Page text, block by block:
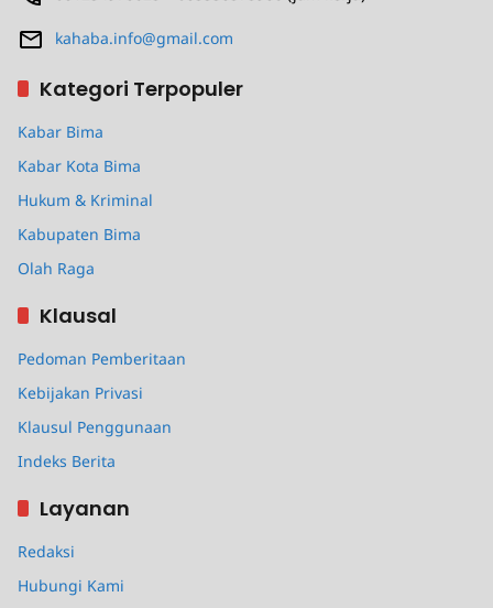
kahaba.info@gmail.com
Kategori Terpopuler
Kabar Bima
Kabar Kota Bima
Hukum & Kriminal
Kabupaten Bima
Olah Raga
Klausal
Pedoman Pemberitaan
Kebijakan Privasi
Klausul Penggunaan
Indeks Berita
Layanan
Redaksi
Hubungi Kami